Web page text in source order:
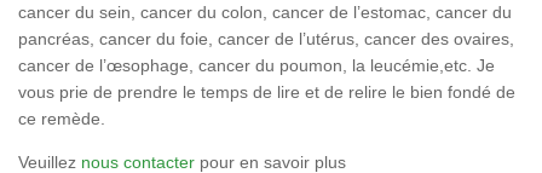
cancer du sein, cancer du colon, cancer de l’estomac, cancer du
pancréas, cancer du foie, cancer de l’utérus, cancer des ovaires,
cancer de l’œsophage, cancer du poumon, la leucémie,etc. Je
vous prie de prendre le temps de lire et de relire le bien fondé de
ce remède.
Veuillez nous contacter pour en savoir plus